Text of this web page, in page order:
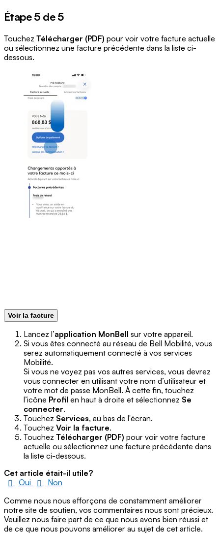
Étape 5 de 5
Touchez Télécharger (PDF) pour voir votre facture actuelle
ou sélectionnez une facture précédente dans la liste ci-
dessous.
Voir la facture
Lancez l’application MonBell sur votre appareil.
Si vous êtes connecté au réseau de Bell Mobilité, vous
serez automatiquement connecté à vos services
Mobilité.
Si vous ne voyez pas vos autres services, vous devrez
vous connecter en utilisant votre nom d’utilisateur et
votre mot de passe MonBell. À cette fin, touchez
l’icône Profil en haut à droite et sélectionnez Se
connecter.
Touchez Services, au bas de l'écran.
Touchez Voir la facture.
Touchez Télécharger (PDF) pour voir votre facture
actuelle ou sélectionnez une facture précédente dans
la liste ci-dessous.
Cet article était-il utile?
Oui
Non
Comme nous nous efforçons de constamment améliorer
notre site de soutien, vos commentaires nous sont précieux.
Veuillez nous faire part de ce que nous avons bien réussi et
de ce que nous pouvons améliorer au sujet de cet article.